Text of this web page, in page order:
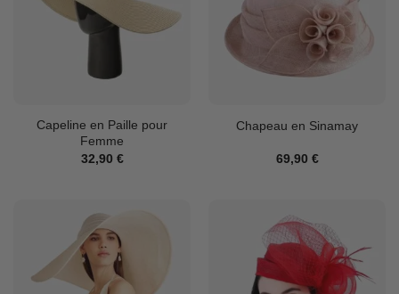
Capeline en Paille pour
Femme
32,90 €
Chapeau en Sinamay
69,90 €